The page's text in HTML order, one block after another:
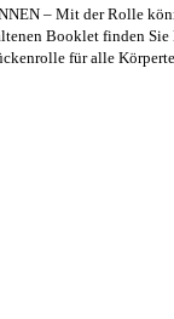
– Mit der Rolle
Booklet finden
für alle